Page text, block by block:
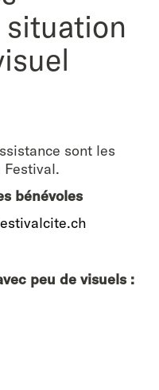
situation
sont les
Festival.
bénévoles
peu de visuels :